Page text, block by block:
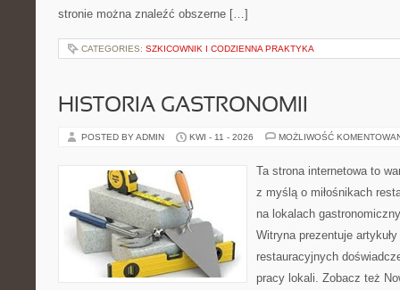
stronie można znaleźć obszerne […]
CATEGORIES: SZKICOWNIK I CODZIENNA PRAKTYKA
HISTORIA GASTRONOMII
POSTED BY ADMIN KWI - 11 - 2026 MOŻLIWOŚĆ
Ta strona internetowa to
z myślą o miłośnikach
na lokalach
Witryna prezentuje
restauracyjnych
pracy lokali. Zobacz też